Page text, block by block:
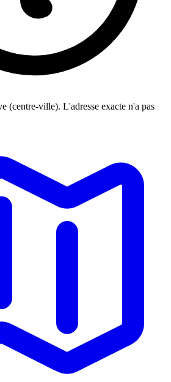
(centre-ville). L'adresse exacte n'a pas